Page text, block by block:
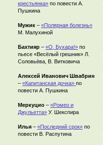
крестьянка» по повести А.
Пушкина
Мужик – «Полярная болезнь»
М. Малухиной
Бахтияр – «О, Бухара!» по
пьесе «Весёлый грешник» Л.
Соловьёва, В. Витковича
Алексей Иванович Швабрин
– «Капитанская дочка» по
повести А. Пушкина
Меркуцио – «Ромео и
Джульетта» У. Шекспира
Илья – «Последний срок» по
повести В. Распутина